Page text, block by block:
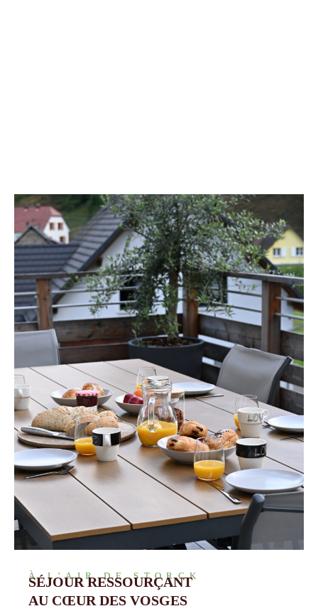
À L’AIR DE STORCK
SÉJOUR RESSOURÇANT
AU CŒUR DES VOSGES